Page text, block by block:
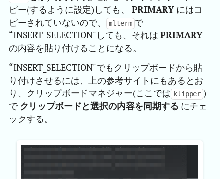
ピー(するように設定)しても、 PRIMARY にはコ
ピーされていないので、
mlterm で
“INSERT_SELECTION"しても、それは PRIMARY
の内容を貼り付けることになる。
“INSERT_SELECTION"でもクリップボードから貼
り付けさせるには、上の参考サイトにもあるとお
り、クリップボードマネジャー(ここでは klipper )
でクリップボードと選択の内容を同期する にチェ
ックする。